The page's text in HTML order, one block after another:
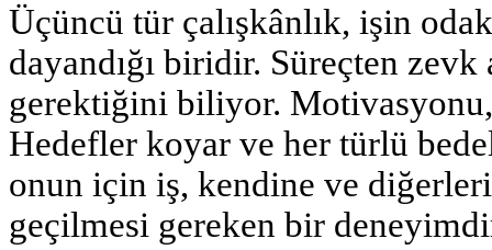
Üçüncü tür çalışkânlık, işin
dayandığı biridir. Süreçten
gerektiğini biliyor.
Hedefler koyar ve her türlü
onun için iş, kendine ve
geçilmesi gereken bir